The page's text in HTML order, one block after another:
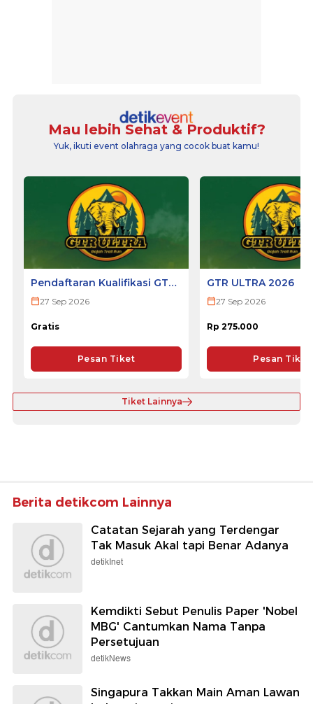
Mau lebih Sehat & Produktif?
Yuk, ikuti event olahraga yang cocok buat kamu!
Pendaftaran Kualifikasi GTR
ULTRA 2026
27 Sep 2026
Gratis
Pesan Tiket
GTR ULTRA 2026
27 Sep 2026
Rp 275.000
Pesan Tiket
Tiket Lainnya
Berita detikcom Lainnya
Catatan Sejarah yang Terdengar
Tak Masuk Akal tapi Benar Adanya
detikInet
Kemdikti Sebut Penulis Paper 'Nobel
MBG' Cantumkan Nama Tanpa
Persetujuan
detikNews
Singapura Takkan Main Aman Lawan